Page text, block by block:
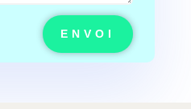
ENVOI